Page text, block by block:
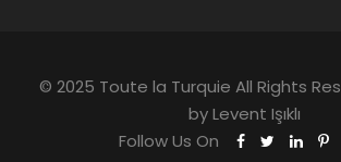
© 2025 Toute la Turquie All Rights
byLevent Işıklı
Follow Us On